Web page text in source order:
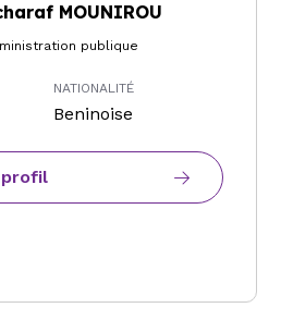
MOUNIROU
publique
NATIONALITÉ
Beninoise